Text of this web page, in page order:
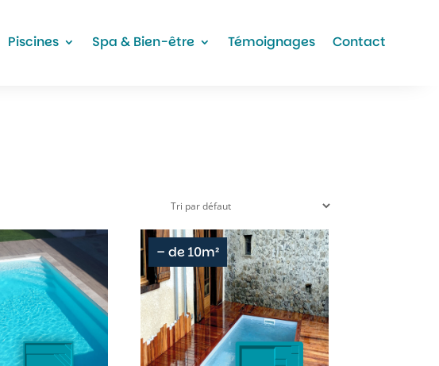
Piscines Spa & Bien-être Témoignages Contact
– de 10m²